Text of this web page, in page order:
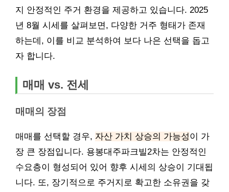
지 안정적인 주거 환경을 제공하고 있습니다. 2025
년 8월 시세를 살펴보면, 다양한 거주 형태가 존재
하는데, 이를 비교 분석하여 보다 나은 선택을 돕고
자 합니다.
매매 vs. 전세
매매의 장점
매매를 선택할 경우, 자산 가치 상승의 가능성이 가
장 큰 장점입니다. 용봉대주파크빌2차는 안정적인
수요층이 형성되어 있어 향후 시세의 상승이 기대됩
니다. 또, 장기적으로 주거지로 확고한 소유권을 갖